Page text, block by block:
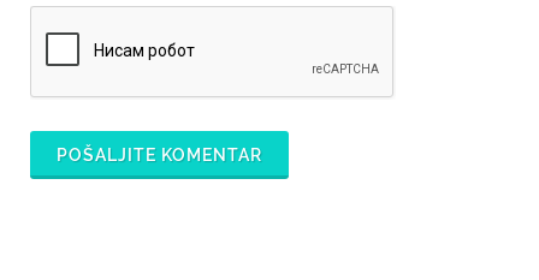
POŠALJITE KOMENTAR